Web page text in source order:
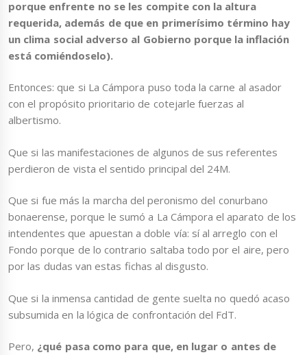
porque enfrente no se les compite con la altura
requerida, además de que en primerísimo término hay
un clima social adverso al Gobierno porque la inflación
está comiéndoselo).
Entonces: que si La Cámpora puso toda la carne al asador
con el propósito prioritario de cotejarle fuerzas al
albertismo.
Que si las manifestaciones de algunos de sus referentes
perdieron de vista el sentido principal del 24M.
Que si fue más la marcha del peronismo del conurbano
bonaerense, porque le sumó a La Cámpora el aparato de los
intendentes que apuestan a doble vía: sí al arreglo con el
Fondo porque de lo contrario saltaba todo por el aire, pero
por las dudas van estas fichas al disgusto.
Que si la inmensa cantidad de gente suelta no quedó acaso
subsumida en la lógica de confrontación del FdT.
Pero, ¿qué pasa como para que, en lugar o antes de